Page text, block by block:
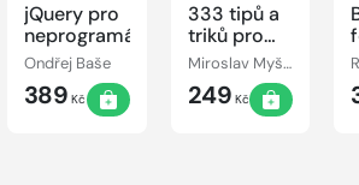
jQuery pro
neprogramátory
Ondřej Baše
389 Kč
333 tipů a
triků pro
digitální
fotografii
Miroslav Myška
249 Kč